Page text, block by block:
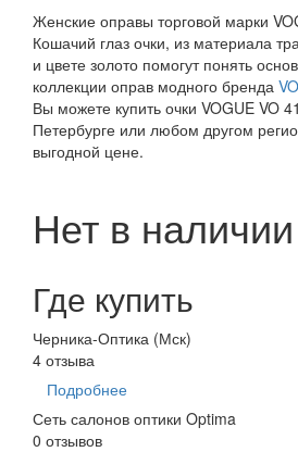
Женские оправы торговой марки
Кошачий глаз очки, из материала
и цвете золото помогут понять
коллекции оправ модного бренда
Вы можете купить очки VOGUE VO
Петербурге или любом другом
выгодной цене.
Нет в наличии
Где купить
Черника-Оптика (Мск)
4 отзыва
Подробнее
Сеть салонов оптики Optima
0 отзывов